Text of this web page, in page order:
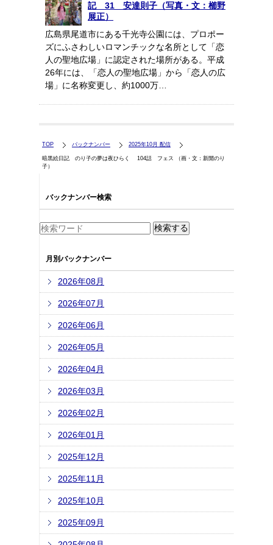
記 31 安達則子（写真・文：櫛野
展正）
広島県尾道市にある千光寺公園には、プロポー
ズにふさわしいロマンチックな名所として「恋
人の聖地広場」に認定された場所がある。平成
26年には、「恋人の聖地広場」から「恋人の広
場」に名称変更し、約1000万…
TOP バックナンバー 2025年10月 配信
暗黒絵日記 のり子の夢は夜ひらく 104話 フェス （画・文：新開のり
子）
バックナンバー検索
月別バックナンバー
2026年08月
2026年07月
2026年06月
2026年05月
2026年04月
2026年03月
2026年02月
2026年01月
2025年12月
2025年11月
2025年10月
2025年09月